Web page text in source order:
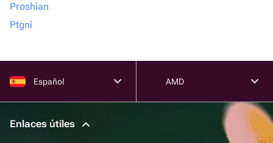
Proshian
Ptgni
Español AMD
Enlaces útiles